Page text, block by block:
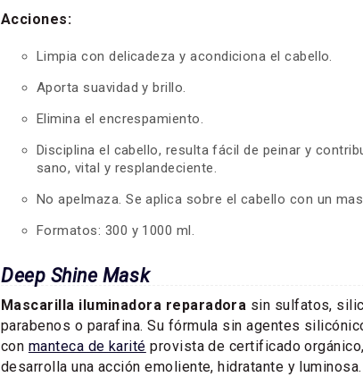
Acciones:
Limpia con delicadeza y acondiciona el cabello.
Aporta suavidad y brillo.
Elimina el encrespamiento.
Disciplina el cabello, resulta fácil de peinar y
sano, vital y resplandeciente.
No apelmaza. Se aplica sobre el cabello con un
Formatos: 300 y 1000 ml.
Deep Shine Mask
Mascarilla iluminadora reparadora sin sulfatos,
parabenos o parafina. Su fórmula sin agentes
con manteca de karité provista de certificado orgánico,
desarrolla una acción emoliente, hidratante y